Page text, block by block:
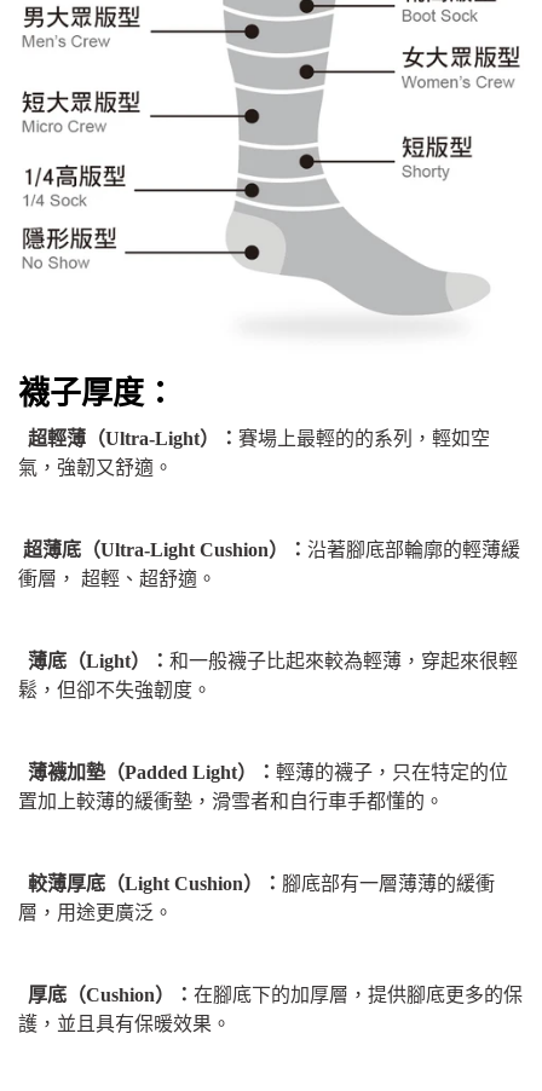
襪子厚度：
超輕薄（Ultra-Light）： 賽場上最輕的的系列，輕如空
氣，強韌又舒適。
超薄底（Ultra-Light Cushion）： 沿著腳底部輪廓的輕薄緩
衝層， 超輕、超舒適。
薄底（Light）： 和一般襪子比起來較為輕薄，穿起來很輕
鬆，但卻不失強韌度。
薄襪加墊（Padded Light）： 輕薄的襪子，只在特定的位
置加上較薄的緩衝墊，滑雪者和自行車手都懂的。
較薄厚底（Light Cushion）： 腳底部有一層薄薄的緩衝
層，用途更廣泛。
厚底（Cushion）： 在腳底下的加厚層，提供腳底更多的保
護，並且具有保暖效果。